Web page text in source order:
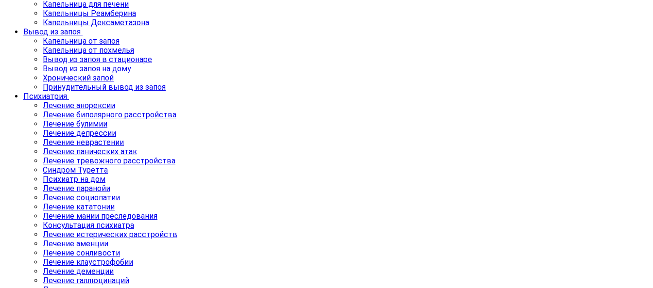
Капельница для печени
Капельницы Реамберина
Капельницы Дексаметазона
Вывод из запоя
Капельница от запоя
Капельница от похмелья
Вывод из запоя в стационаре
Вывод из запоя на дому
Хронический запой
Принудительный вывод из запоя
Психиатрия
Лечение анорексии
Лечение биполярного расстройства
Лечение булимии
Лечение депрессии
Лечение неврастении
Лечение панических атак
Лечение тревожного расстройства
Синдром Туретта
Психиатр на дом
Лечение паранойи
Лечение социопатии
Лечение кататонии
Лечение мании преследования
Консультация психиатра
Лечение истерических расстройств
Лечение аменции
Лечение сонливости
Лечение клаустрофобии
Лечение деменции
Лечение галлюцинаций